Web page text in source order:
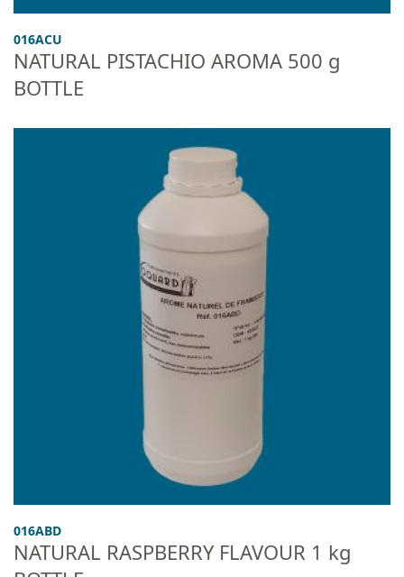
016ACU
NATURAL PISTACHIO AROMA 500 g
BOTTLE
016ABD
NATURAL RASPBERRY FLAVOUR 1 kg